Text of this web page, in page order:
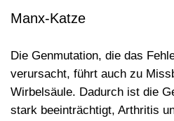
Manx-Katze
Die Genmutation, die das
verursacht, führt auch zu
Wirbelsäule. Dadurch ist die
stark beeinträchtigt, Arthritis